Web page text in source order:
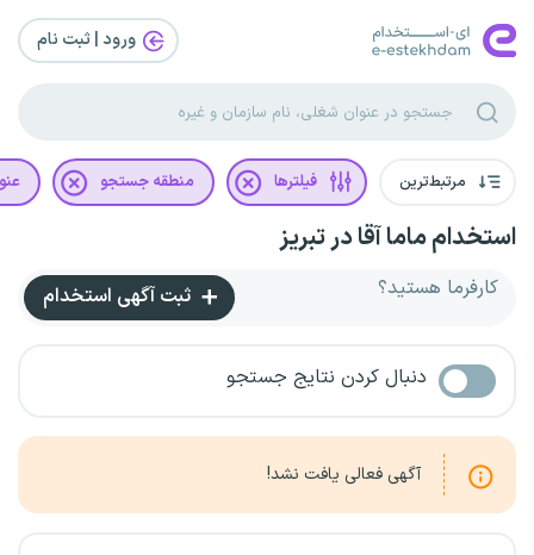
ورود | ثبت‌ نام
مرتبط‌ترین فیلترها منطقه جستجو
استخدام ماما آقا در تبریز
کارفرما هستید؟ ثبت آگهی استخدام
دنبال کردن نتایج جستجو
آگهی فعالی یافت نشد!